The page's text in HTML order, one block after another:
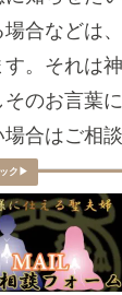
合などは
す。それは
そのお言葉
合はご相談